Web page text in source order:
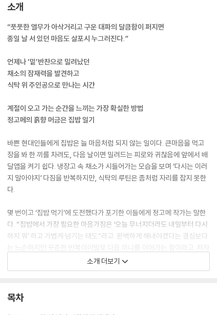
소개
“풋풋한 열무가 아삭거리고 구운 대파의 달큼함이 퍼지면
종일 날 서 있던 마음도 살포시 누그러진다.”
언제나 ‘밑’반찬으로 밀려났던
채소의 잠재력을 발견하고
식탁 위 주인공으로 만나는 시간
계절이 오고 가는 순간을 느끼는 가장 확실한 방법
정고메의 흙향 머금은 집밥 일기
바쁜 현대인들에게 집밥은 늘 마음처럼 되지 않는 일이다. 큰마음을 먹고
장을 봐 한 끼를 차려도, 다음 날이면 밀려드는 피로와 귀찮음에 앞에서 배
달앱을 켜기 쉽다. 냉장고 속 채소가 시들어가는 모습을 보며 ‘다시는 이러
지 말아야지’ 다짐을 반복하지만, 식탁의 루틴은 좀처럼 자리를 잡지 못한
다.
몇 번이고 ‘집밥 먹기’에 도전했다가 포기한 이들에게 정고메 작가는 말한
다. “집밥에서 가장 필요한 마음가짐은 ‘오늘 무너지더라도 내일부터 다시
하지 뭐’ 하고 가볍게 넘기는 태도”라고. 완벽하게 해내야겠다는 결심보다
는 느슨하지만 꾸준한 반복이야말로 다음 끼니를 이어가는 힘이라고. 저자
역시 퇴근 후 집에 돌아와 밥을 해 먹고, 특별한 일이 없는 한 도시락을 싸
다닌 지 10년이 넘었다. 그렇게 오래 지속해온 채소 중심의 식탁과 생활의
소개 더보기
목차